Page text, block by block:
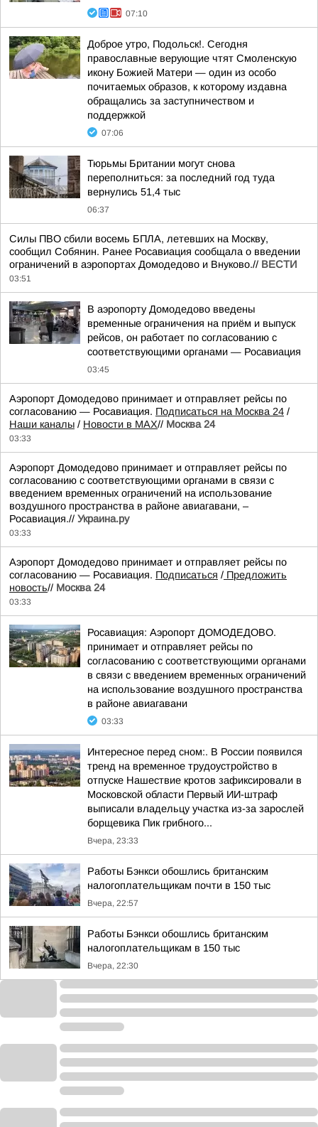
07:10
Доброе утро, Подольск!. Сегодня
православные верующие чтят Смоленскую
икону Божией Матери — один из особо
почитаемых образов, к которому издавна
обращались за заступничеством и
поддержкой
07:06
Тюрьмы Британии могут снова
переполниться: за последний год туда
вернулись 51,4 тыс
06:37
Силы ПВО сбили восемь БПЛА, летевших на Москву,
сообщил Собянин. Ранее Росавиация сообщала о введении
ограничений в аэропортах Домодедово и Внуково.// ВЕСТИ
03:51
В аэропорту Домодедово введены
временные ограничения на приём и выпуск
рейсов, он работает по согласованию с
соответствующими органами — Росавиация
03:45
Аэропорт Домодедово принимает и отправляет рейсы по
согласованию — Росавиация. Подписаться на Москва 24 /
Наши каналы / Новости в MAX// Москва 24
03:33
Аэропорт Домодедово принимает и отправляет рейсы по
согласованию с соответствующими органами в связи с
введением временных ограничений на использование
воздушного пространства в районе авиагавани, –
Росавиация.// Украина.ру
03:33
Аэропорт Домодедово принимает и отправляет рейсы по
согласованию — Росавиация. Подписаться / Предложить
новость// Москва 24
03:33
Росавиация: Аэропорт ДОМОДЕДОВО.
принимает и отправляет рейсы по
согласованию с соответствующими органами
в связи с введением временных ограничений
на использование воздушного пространства
в районе авиагавани
03:33
Интересное перед сном:. В России появился
тренд на временное трудоустройство в
отпуске Нашествие кротов зафиксировали в
Московской области Первый ИИ-штраф
выписали владельцу участка из-за зарослей
борщевика Пик грибного...
Вчера, 23:33
Работы Бэнкси обошлись британским
налогоплательщикам почти в 150 тыс
Вчера, 22:57
Работы Бэнкси обошлись британским
налогоплательщикам в 150 тыс
Вчера, 22:30